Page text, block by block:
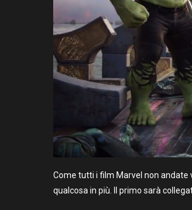
Come tutti i film Marvel non andate
qualcosa in più. Il primo sarà